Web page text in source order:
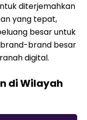
diterjemahkan
yang tepat,
besar untuk
brand besar
digital.
di Wilayah